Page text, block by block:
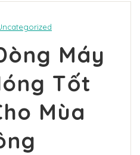
Máy
Tốt
Mùa